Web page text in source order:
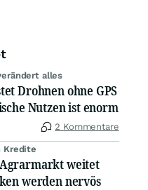
alles
Drohnen ohne GPS
Nutzen ist enorm
2 Kommentare
Kredite
weitet
werden nervös